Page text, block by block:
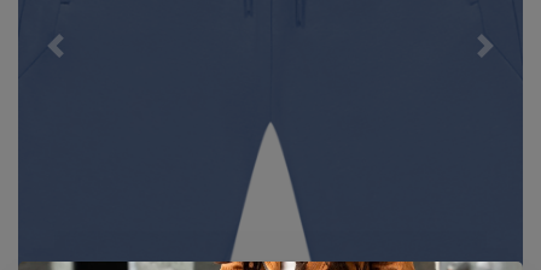
Vorige